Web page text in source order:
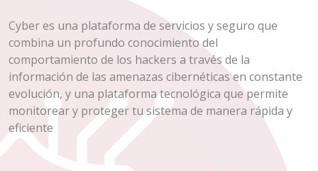
Cyber es una plataforma de servicios y seguro que
combina un profundo conocimiento del
comportamiento de los hackers a través de la
información de las amenazas cibernéticas en constante
evolución, y una plataforma tecnológica que permite
monitorear y proteger tu sistema de manera rápida y
eficiente